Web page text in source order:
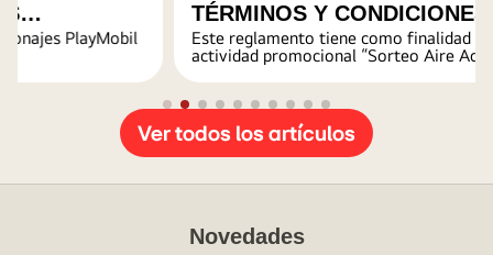
TÉRMINOS Y CONDICIONES SORTEO
AIRE ACONDICIONADO LG PORTÁTIL
INVERTER
Este reglamento tiene como finalidad regular la
actividad promocional “Sorteo Aire Acondicionado LG
Portátil Inverter” que realiza la empresa LG
Ver todos los artículos
Novedades